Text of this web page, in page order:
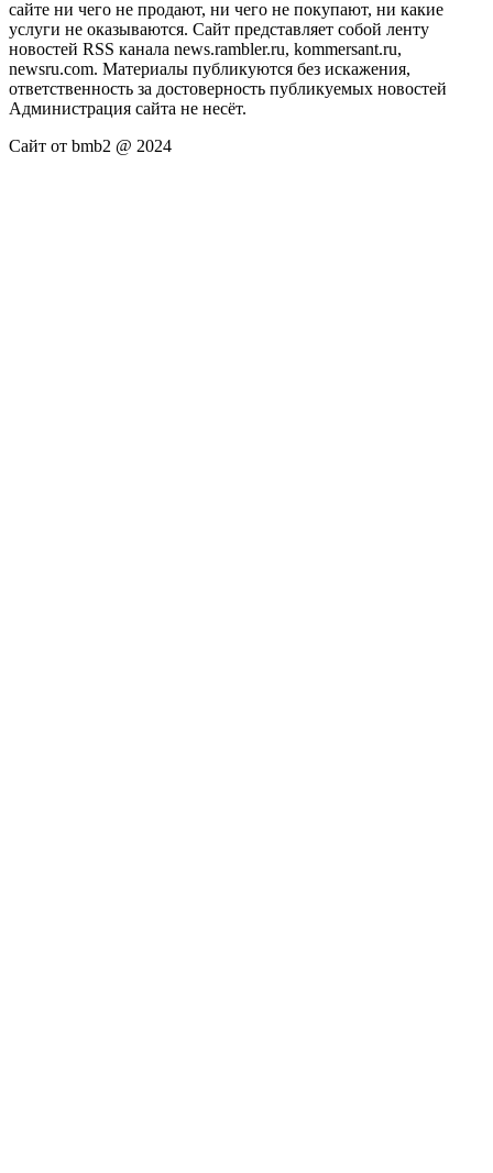
сайте ни чего не продают, ни чего не покупают, ни какие
услуги не оказываются. Сайт представляет собой ленту
новостей RSS канала news.rambler.ru, kommersant.ru,
newsru.com. Материалы публикуются без искажения,
ответственность за достоверность публикуемых новостей
Администрация сайта не несёт.
Сайт от bmb2 @ 2024